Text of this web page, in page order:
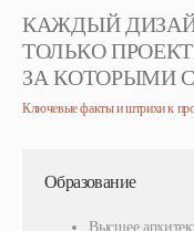
КАЖДЫЙ
ТОЛЬКО
ЗА КОТОРЫМИ
Ключевые факты и штрихи к
Образование
Высшее